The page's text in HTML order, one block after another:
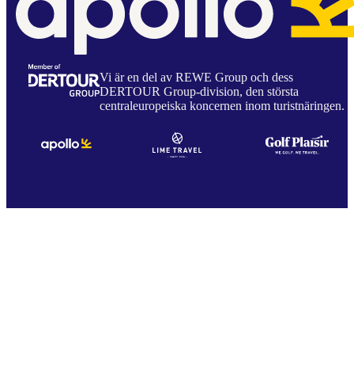
Vi är en del av REWE Group och dess
DERTOUR Group-division, den största
centraleuropeiska koncernen inom turistnäringen.